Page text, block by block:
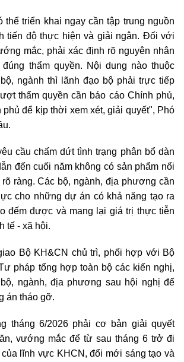
triển khai ngay cần tập trung nguồn
tiến độ thực hiện và giải ngân. Đối với
mắc, phải xác định rõ nguyên nhân
thẩm quyền. Nội dung nào thuộc
ngành thì lãnh đạo bộ phải trực tiếp
thẩm quyền cần báo cáo Chính phủ,
để kịp thời xem xét, giải quyết", Phó
cầu chấm dứt tình trạng phân bổ dàn
đến cuối năm không có sản phẩm nổi
ràng. Các bộ, ngành, địa phương cần
cho những dự án có khả năng tạo ra
đếm được và mang lại giá trị thực tiễn
tế - xã hội.
Bộ KH&CN chủ trì, phối hợp với Bộ
pháp tổng hợp toàn bộ các kiến nghị,
ngành, địa phương sau hội nghị để
án tháo gỡ.
tháng 6/2026 phải cơ bản giải quyết
vướng mắc để từ sau tháng 6 trở đi
của lĩnh vực KHCN,đổi mới sáng tạo và